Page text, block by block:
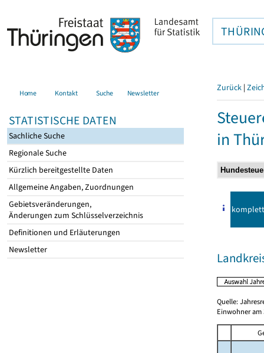
Home Kontakt Suche Newsletter
STATISTISCHE DATEN
Sachliche Suche
Regionale Suche
Kürzlich bereitgestellte Daten
Allgemeine Angaben, Zuordnungen
Gebietsveränderungen,
Änderungen zum Schlüsselverzeichnis
Definitionen und Erläuterungen
Newsletter
Zurück |
in
komplett
Quelle:
Einwohner am